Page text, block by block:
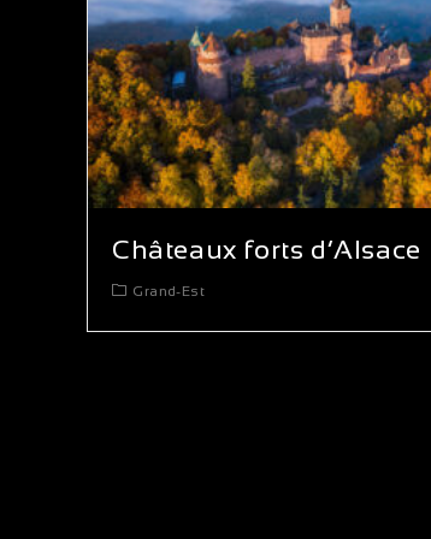
Châteaux forts d’Alsace
Grand-Est